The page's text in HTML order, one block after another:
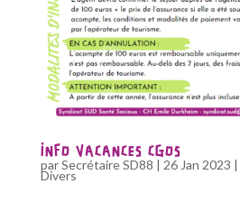
INFO VACANCES CGOS
parSecrétaire SD88 | 26 Jan 2023 |
Divers